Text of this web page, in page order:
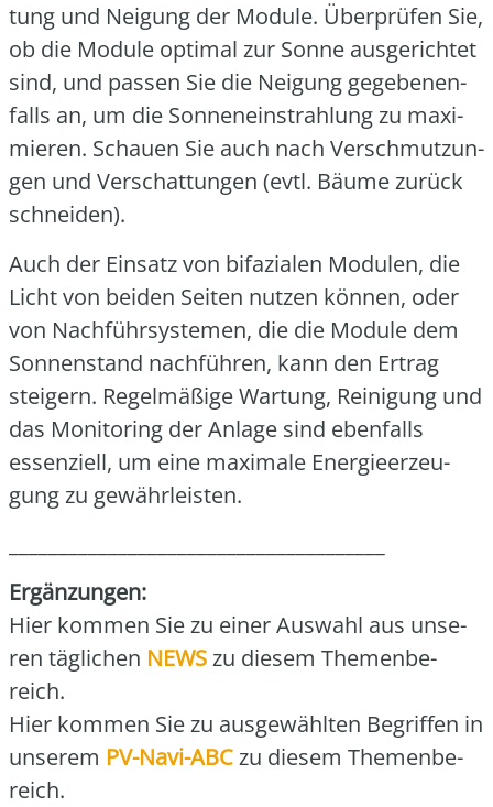
tung und Nei­gung der Modu­le. Über­prü­fen Sie,
ob die Modu­le opti­mal zur Son­ne aus­ge­rich­tet
sind, und pas­sen Sie die Nei­gung gege­be­nen­
falls an, um die Son­nen­ein­strah­lung zu maxi­
mie­ren. Schau­en Sie auch nach Ver­schmut­zun­
gen und Ver­schat­tun­gen (evtl. Bäu­me zurück
schnei­den).
Auch der Ein­satz von bifa­zia­len Modu­len, die
Licht von bei­den Sei­ten nut­zen kön­nen, oder
von Nach­führ­sys­te­men, die die Modu­le dem
Son­nen­stand nach­füh­ren, kann den Ertrag
stei­gern. Regel­mä­ßi­ge War­tung, Rei­ni­gung und
das Moni­to­ring der Anla­ge sind eben­falls
essen­zi­ell, um eine maxi­ma­le Ener­gie­er­zeu­
gung zu gewähr­leis­ten.
Ergän­zun­gen:
Hier kom­men Sie zu einer Aus­wahl aus unse­
ren täg­li­chen NEWSzu die­sem The­men­be­
reich.
Hier kom­men Sie zu aus­ge­wähl­ten Begrif­fen in
unse­rem PV-Navi-ABCzu die­sem The­men­be­
reich.